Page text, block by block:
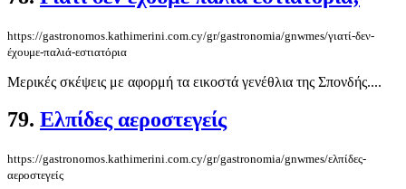
https://gastronomos.kathimerini.com.cy/gr/gastronomia/gnwmes/γιατί-δεν-
έχουμε-παλιά-εστιατόρια
Μερικές σκέψεις με αφορμή τα εικοστά γενέθλια της Σπονδής....
79. Ελπίδες αεροστεγείς
https://gastronomos.kathimerini.com.cy/gr/gastronomia/gnwmes/ελπίδες-
αεροστεγείς